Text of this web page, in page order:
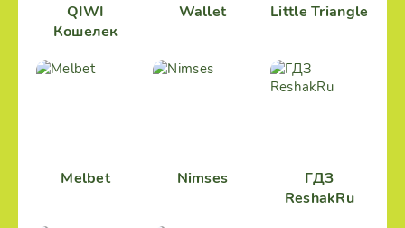
QIWI
Кошелек
Wallet Little Triangle
Melbet Nimses
ГДЗ
ReshakRu